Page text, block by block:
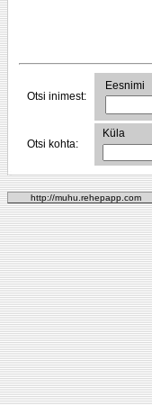
Otsi inimest:
Eesnimi
Otsi kohta:
Küla
http://muhu.rehepapp.com